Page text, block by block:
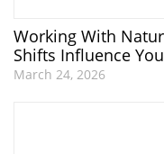
Working With
Shifts Influence
March 24, 2026